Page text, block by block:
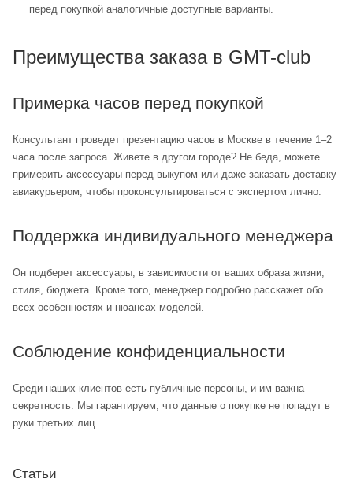
перед покупкой аналогичные доступные варианты.
Преимущества заказа в GMT-club
Примерка часов перед покупкой
Консультант проведет презентацию часов в Москве в течение 1–2
часа после запроса. Живете в другом городе? Не беда, можете
примерить аксессуары перед выкупом или даже заказать доставку
авиакурьером, чтобы проконсультироваться с экспертом лично.
Поддержка индивидуального менеджера
Он подберет аксессуары, в зависимости от ваших образа жизни,
стиля, бюджета. Кроме того, менеджер подробно расскажет обо
всех особенностях и нюансах моделей.
Соблюдение конфиденциальности
Среди наших клиентов есть публичные персоны, и им важна
секретность. Мы гарантируем, что данные о покупке не попадут в
руки третьих лиц.
Статьи